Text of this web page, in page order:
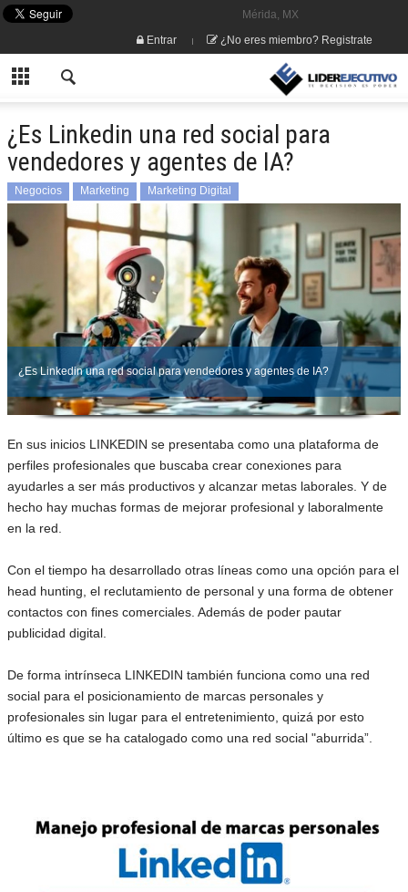
Mérida, MX
Entrar
¿No eres miembro? Registrate
¿Es Linkedin una red social para
vendedores y agentes de IA?
Negocios Marketing Marketing Digital
¿Es Linkedin una red social para vendedores y agentes de IA?
En sus inicios LINKEDIN se presentaba como una plataforma de
perfiles profesionales que buscaba crear conexiones para
ayudarles a ser más productivos y alcanzar metas laborales. Y de
hecho hay muchas formas de mejorar profesional y laboralmente
en la red.
Con el tiempo ha desarrollado otras líneas como una opción para el
head hunting, el reclutamiento de personal y una forma de obtener
contactos con fines comerciales. Además de poder pautar
publicidad digital.
De forma intrínseca LINKEDIN también funciona como una red
social para el posicionamiento de marcas personales y
profesionales sin lugar para el entretenimiento, quizá por esto
último es que se ha catalogado como una red social "aburrida”.